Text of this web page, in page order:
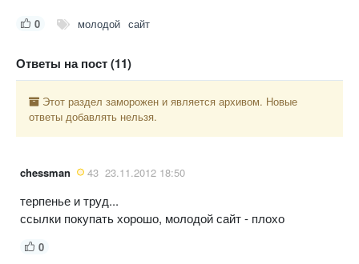
0 молодой сайт
Ответы на пост (11)
Этот раздел заморожен и является архивом. Новые
ответы добавлять нельзя.
chessman 43 23.11.2012 18:50
терпенье и труд...
ссылки покупать хорошо, молодой сайт - плохо
0